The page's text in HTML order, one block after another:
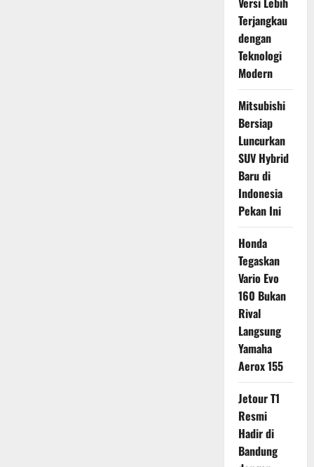
Terjangkau
dengan
Teknologi
Modern
Mitsubishi
Bersiap
Luncurkan
SUV Hybrid
Baru di
Indonesia
Pekan Ini
Honda
Tegaskan
Vario Evo
160 Bukan
Rival
Langsung
Yamaha
Aerox 155
Jetour T1
Resmi
Hadir di
Bandung